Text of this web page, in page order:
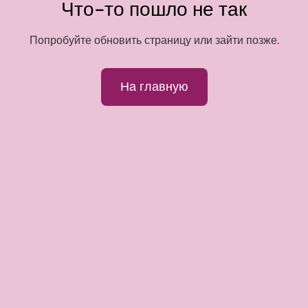
Что-то пошло не так
Попробуйте обновить страницу или зайти позже.
На главную